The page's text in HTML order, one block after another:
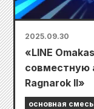
2025.09.30
«LINE
совместную
Ragnarok II»
основная смесь